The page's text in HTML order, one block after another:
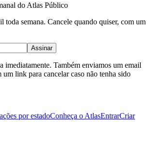
do Atlas Público
toda semana. Cancele quando quiser, com um
Assinar
imediatamente. Também enviamos um email
link para cancelar caso não tenha sido
por estadoConheça o AtlasEntrarCriar